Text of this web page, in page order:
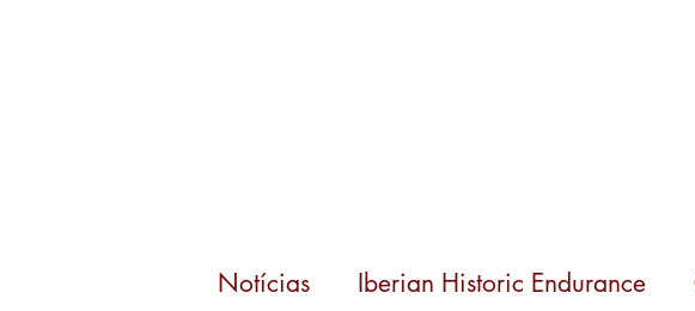
Notícias Iberian Historic Endurance